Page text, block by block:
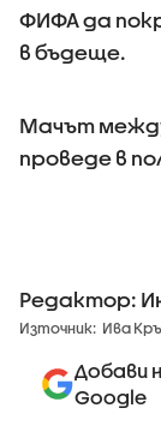
ФИФА да
в бъдеще.
Мачът
проведе в
Редактор:
Източник: Ива
Добави
Google